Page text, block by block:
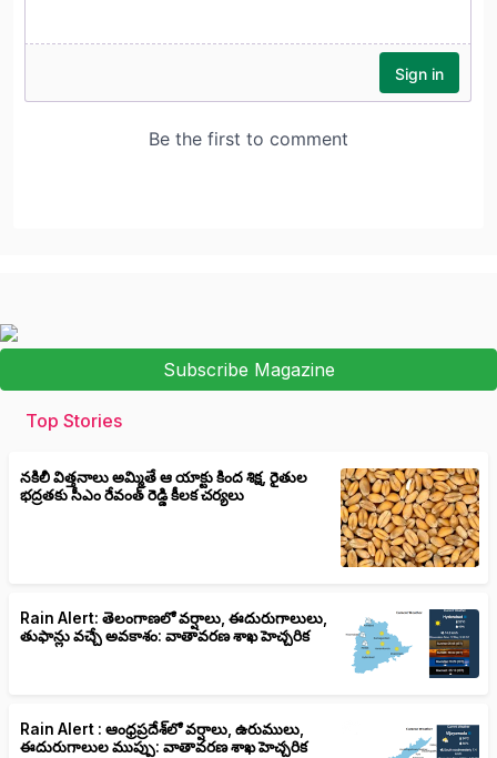
Subscribe Magazine
Top Stories
నకిలీ విత్తనాలు అమ్మితే ఆ యాక్టు కింద శిక్ష, రైతుల
భద్రతకు సీఎం రేవంత్ రెడ్డి కీలక చర్యలు
Rain Alert: తెలంగాణలో వర్షాలు, ఈదురుగాలులు,
తుఫాన్లు వచ్చే అవకాశం: వాతావరణ శాఖ హెచ్చరిక
Rain Alert : ఆంధ్రప్రదేశ్‌లో వర్షాలు, ఉరుములు,
ఈదురుగాలుల ముప్పు: వాతావరణ శాఖ హెచ్చరిక